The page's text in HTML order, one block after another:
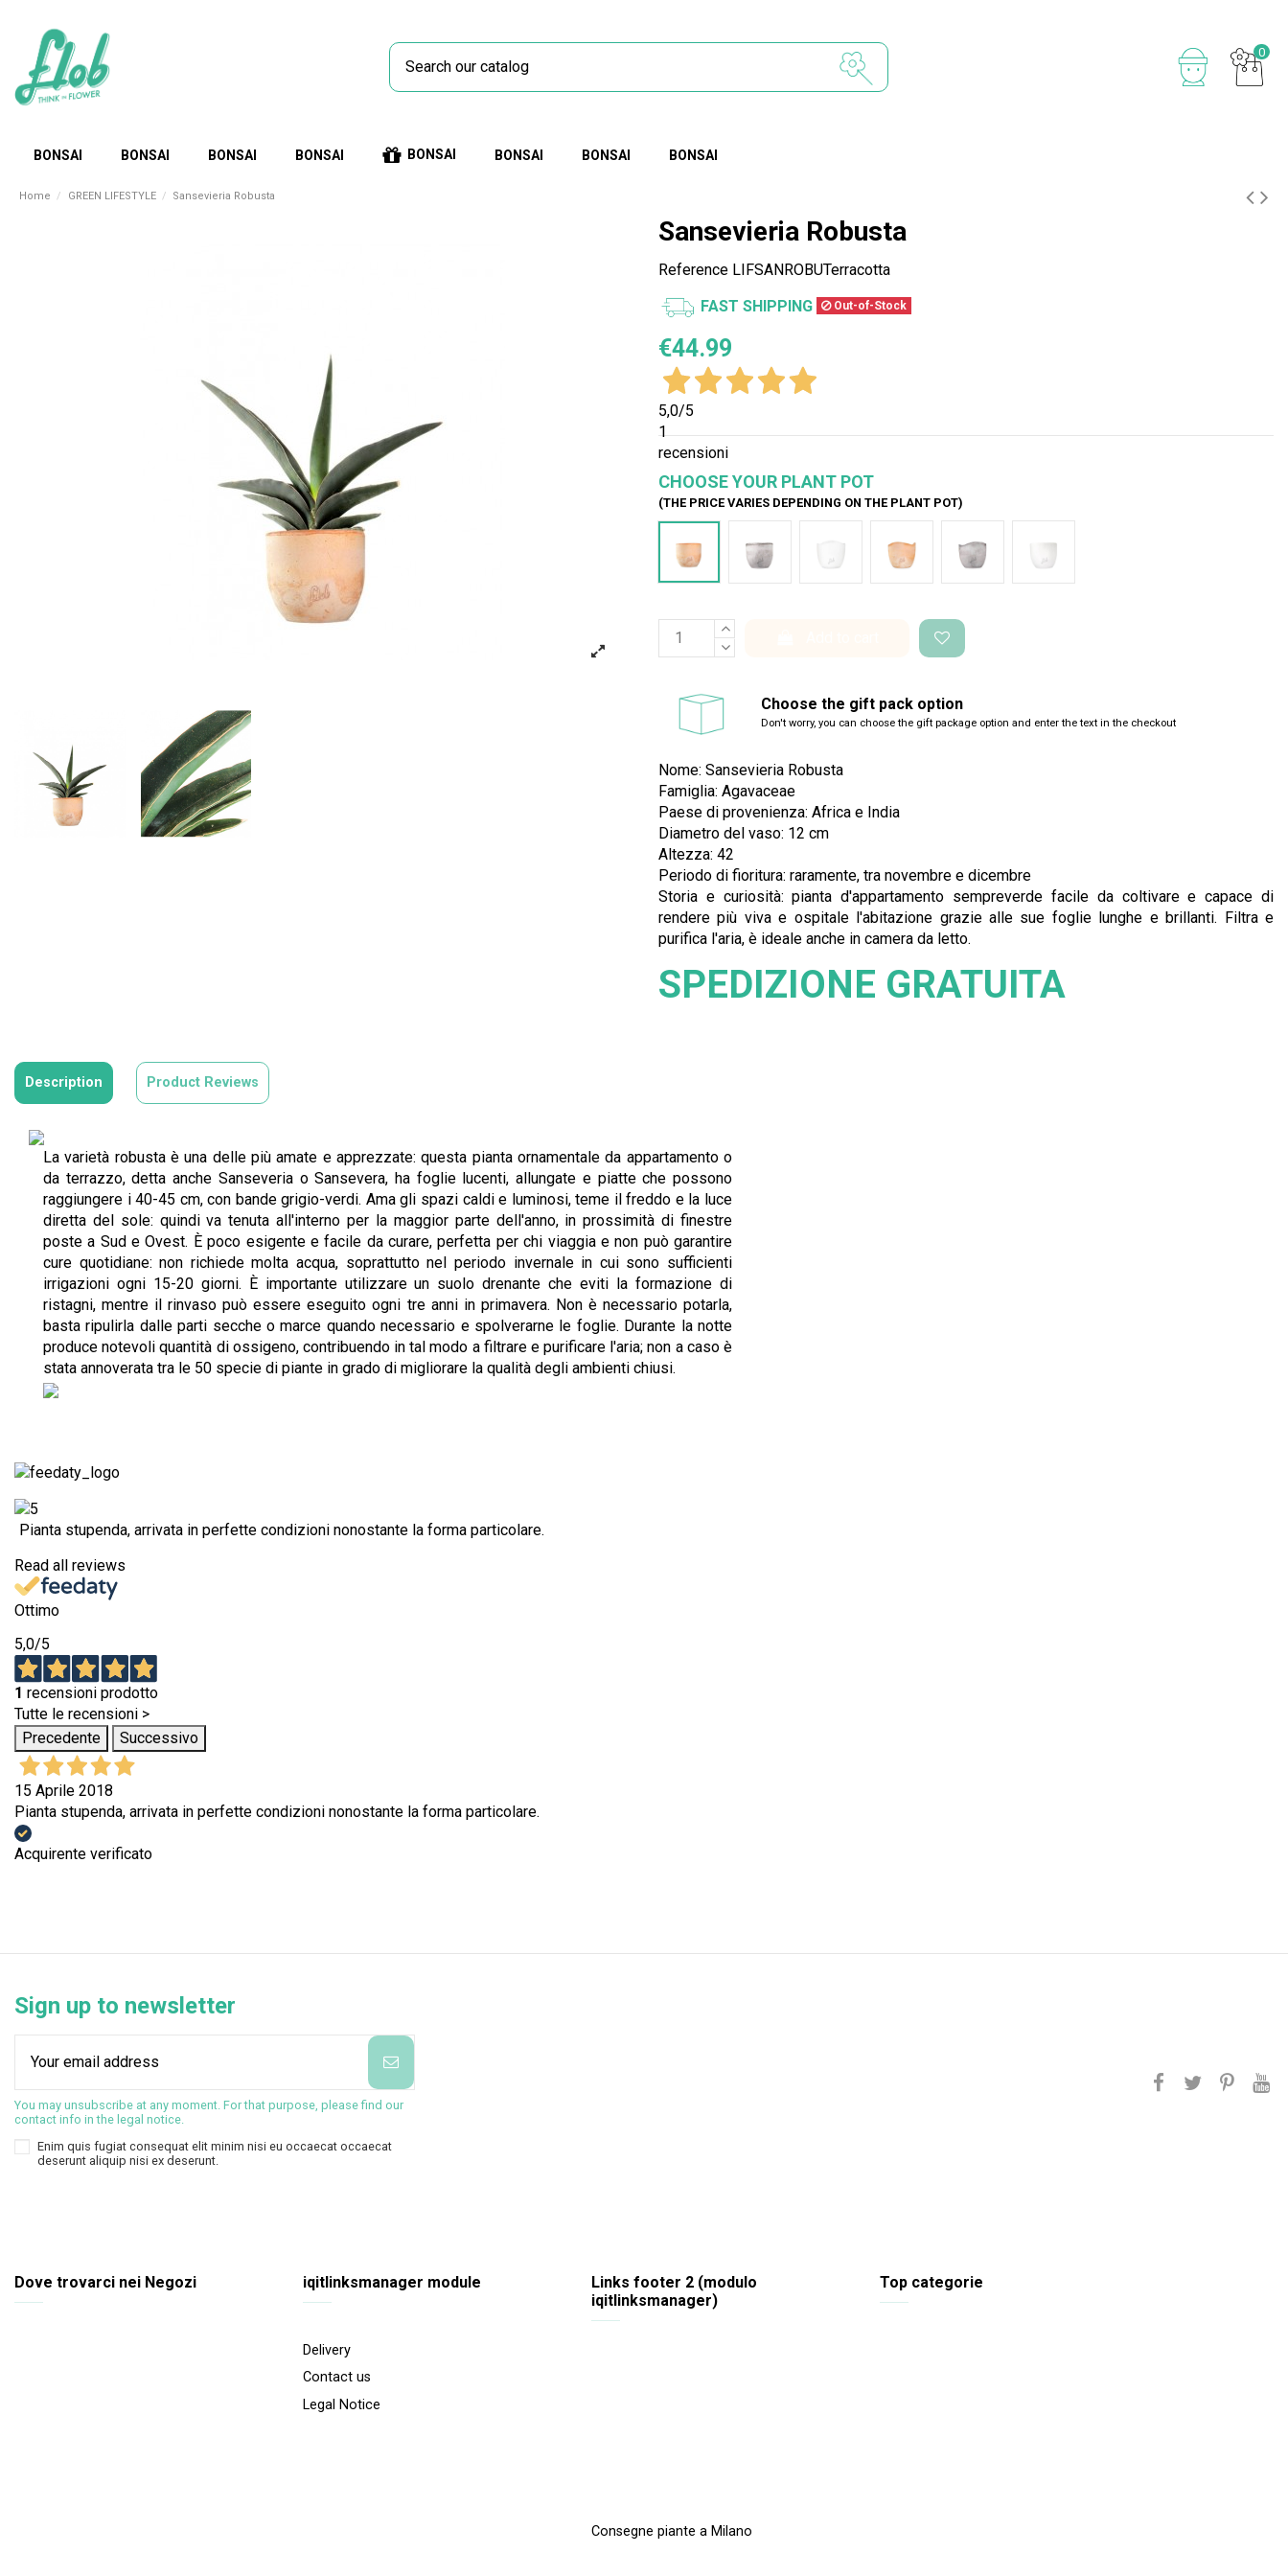
0
BONSAI BONSAI BONSAI BONSAI BONSAI BONSAI BONSAI BONSAI
Home GREEN LIFESTYLE Sansevieria Robusta
Sansevieria Robusta
Reference LIFSANROBUTerracotta
FAST SHIPPING Out-of-Stock
€44.99
5,0/5
1
recensioni
CHOOSE YOUR PLANT POT
(THE PRICE VARIES DEPENDING ON THE PLANT POT)
Choose the gift pack option
Don't worry, you can choose the gift package option and enter the text in the checkout
Nome: Sansevieria Robusta
Famiglia: Agavaceae
Paese di provenienza: Africa e India
Diametro del vaso: 12 cm
Altezza: 42
Periodo di fioritura: raramente, tra novembre e dicembre
Storia e curiosità: pianta d'appartamento sempreverde facile da coltivare e capace di
rendere più viva e ospitale l'abitazione grazie alle sue foglie lunghe e brillanti. Filtra e
purifica l'aria, è ideale anche in camera da letto.
SPEDIZIONE GRATUITA
Description Product Reviews
La varietà robusta è una delle più amate e apprezzate: questa pianta ornamentale da appartamento o
da terrazzo, detta anche Sanseveria o Sansevera, ha foglie lucenti, allungate e piatte che possono
raggiungere i 40-45 cm, con bande grigio-verdi. Ama gli spazi caldi e luminosi, teme il freddo e la luce
diretta del sole: quindi va tenuta all'interno per la maggior parte dell'anno, in prossimità di finestre
poste a Sud e Ovest. È poco esigente e facile da curare, perfetta per chi viaggia e non può garantire
cure quotidiane: non richiede molta acqua, soprattutto nel periodo invernale in cui sono sufficienti
irrigazioni ogni 15-20 giorni. È importante utilizzare un suolo drenante che eviti la formazione di
ristagni, mentre il rinvaso può essere eseguito ogni tre anni in primavera. Non è necessario potarla,
basta ripulirla dalle parti secche o marce quando necessario e spolverarne le foglie. Durante la notte
produce notevoli quantità di ossigeno, contribuendo in tal modo a filtrare e purificare l'aria; non a caso è
stata annoverata tra le 50 specie di piante in grado di migliorare la qualità degli ambienti chiusi.
Pianta stupenda, arrivata in perfette condizioni nonostante la forma particolare.
Read all reviews
Ottimo
5,0/5
1 recensioni prodotto
Tutte le recensioni >
Precedente
Successivo
15 Aprile 2018
Pianta stupenda, arrivata in perfette condizioni nonostante la forma particolare.
Acquirente verificato
Sign up to newsletter
You may unsubscribe at any moment. For that purpose, please find our
contact info in the legal notice.
Enim quis fugiat consequat elit minim nisi eu occaecat occaecat
deserunt aliquip nisi ex deserunt.
Dove trovarci nei Negozi iqitlinksmanager module
Delivery
Contact us
Legal Notice
Links footer 2 (modulo
iqitlinksmanager)
Consegne piante a Milano
Top categorie